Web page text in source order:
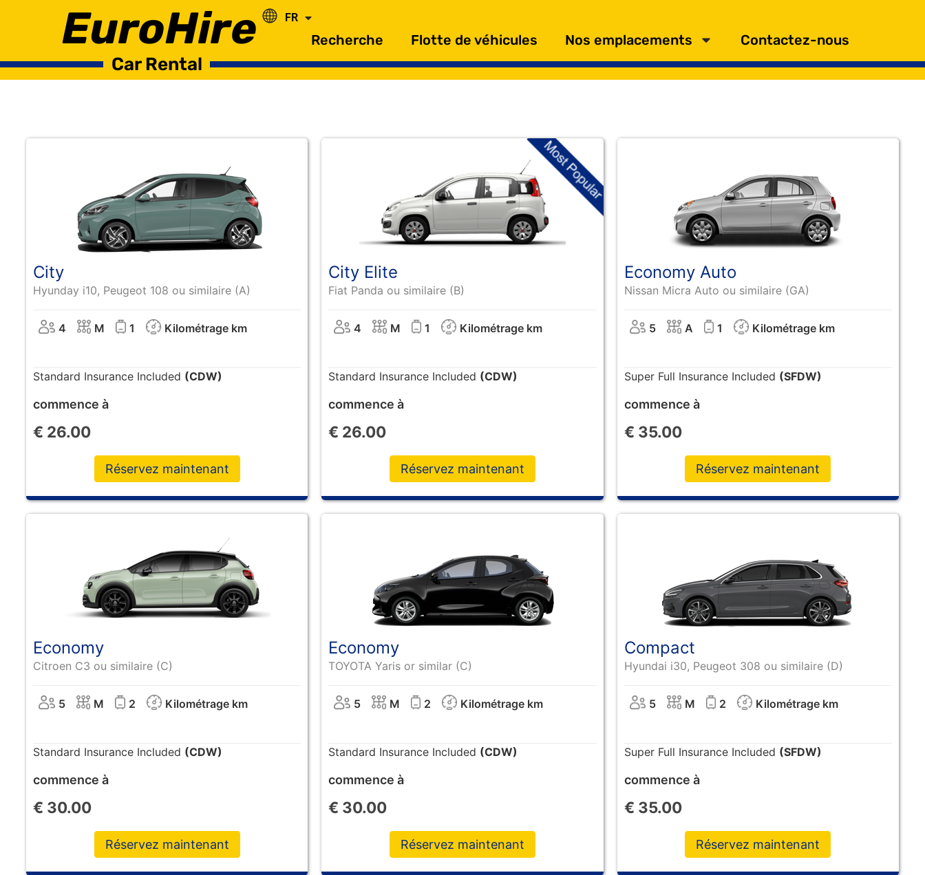
EuroHire FR
RO
Recherche Flotte de véhicules Nos emplacements Contactez-nous
Car Rental
City
Hyunday i10, Peugeot 108 ou similaire (A)
4 M 1 Kilométrage km
Standard Insurance Included (CDW)
commence à
€ 26.00
Réservez maintenant
City Elite
Fiat Panda ou similaire (B)
4 M 1 Kilométrage km
Standard Insurance Included (CDW)
commence à
€ 26.00
Réservez maintenant
Economy Auto
Nissan Micra Auto ou similaire (GA)
5 A 1 Kilométrage km
Super Full Insurance Included (SFDW)
commence à
€ 35.00
Réservez maintenant
Economy
Citroen C3 ou similaire (C)
5 M 2 Kilométrage km
Standard Insurance Included (CDW)
commence à
€ 30.00
Réservez maintenant
Economy
TOYOTA Yaris or similar (C)
5 M 2 Kilométrage km
Standard Insurance Included (CDW)
commence à
€ 30.00
Réservez maintenant
Compact
Hyundai i30, Peugeot 308 ou similaire (D)
5 M 2 Kilométrage km
Super Full Insurance Included (SFDW)
commence à
€ 35.00
Réservez maintenant